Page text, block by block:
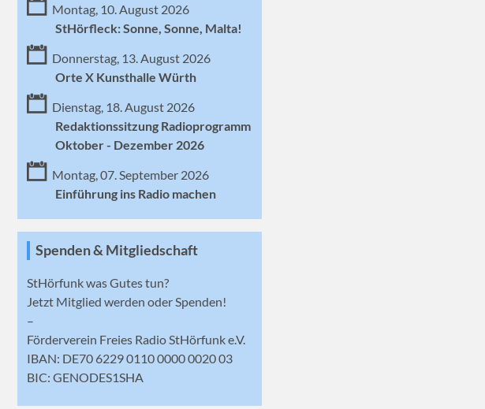
Montag, 10. August 2026
StHörfleck: Sonne, Sonne, Malta!
Donnerstag, 13. August 2026
Orte X Kunsthalle Würth
Dienstag, 18. August 2026
Redaktionssitzung Radioprogramm
Oktober - Dezember 2026
Montag, 07. September 2026
Einführung ins Radio machen
Spenden & Mitgliedschaft
StHörfunk was Gutes tun?
Jetzt Mitglied werden oder Spenden!
–
Förderverein Freies Radio StHörfunk e.V.
IBAN: DE70 6229 0110 0000 0020 03
BIC: GENODES1SHA